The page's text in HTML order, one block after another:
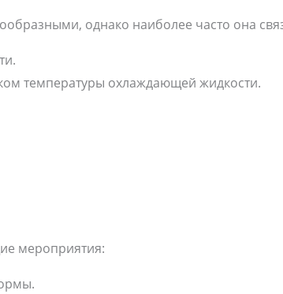
однако наиболее часто она
температуры охлаждающей жидкости.
мероприятия: